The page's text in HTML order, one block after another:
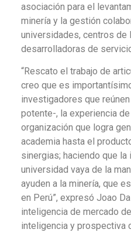
asociación para el
minería y la gestión
universidades, centros de
desarrolladoras de
“Rescato el trabajo de
creo que es
investigadores que
potente-, la experiencia
organización que logra
academia hasta el
sinergias; haciendo que
universidad vaya de la
ayuden a la minería, que
en Perú”, expresó Joao
inteligencia de mercado
inteligencia y prospectiva